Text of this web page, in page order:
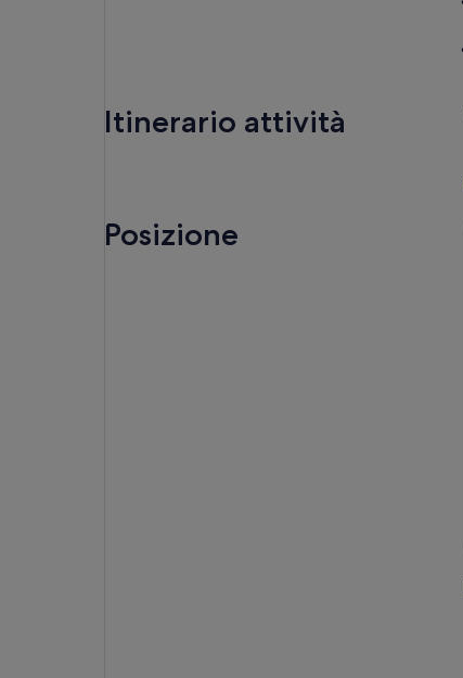
Itinerario attività
Posizione